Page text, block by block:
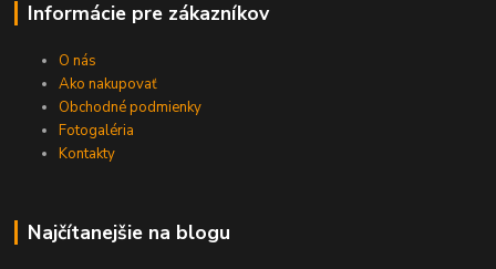
Informácie pre zákazníkov
O nás
Ako nakupovať
Obchodné podmienky
Fotogaléria
Kontakty
Najčítanejšie na blogu